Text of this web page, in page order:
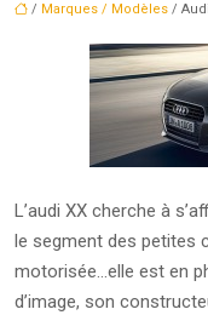
/ Marques / Modèles /
L’audi XX cherche à
le segment des petites
motorisée…elle est en
d’image, son